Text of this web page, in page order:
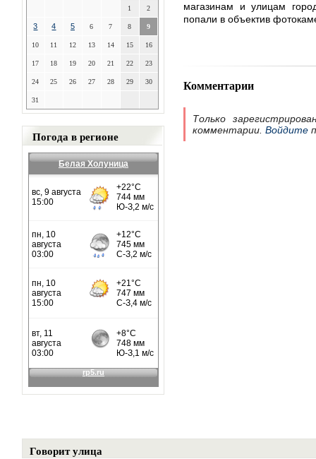
1 2
3 4 5 6 7 8 9
10 11 12 13 14 15 16
17 18 19 20 21 22 23
24 25 26 27 28 29 30
31
Погода в регионе
Белая Холуница
магазинам и улицам
попали в объектив
Комментарии
Только
комментарии. Войдите
Говорит улица